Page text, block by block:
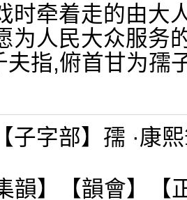
时牵着走的由大
为人民大众服务
夫指,俯首甘为
子字部】孺 ·康
韻】【韻會】【